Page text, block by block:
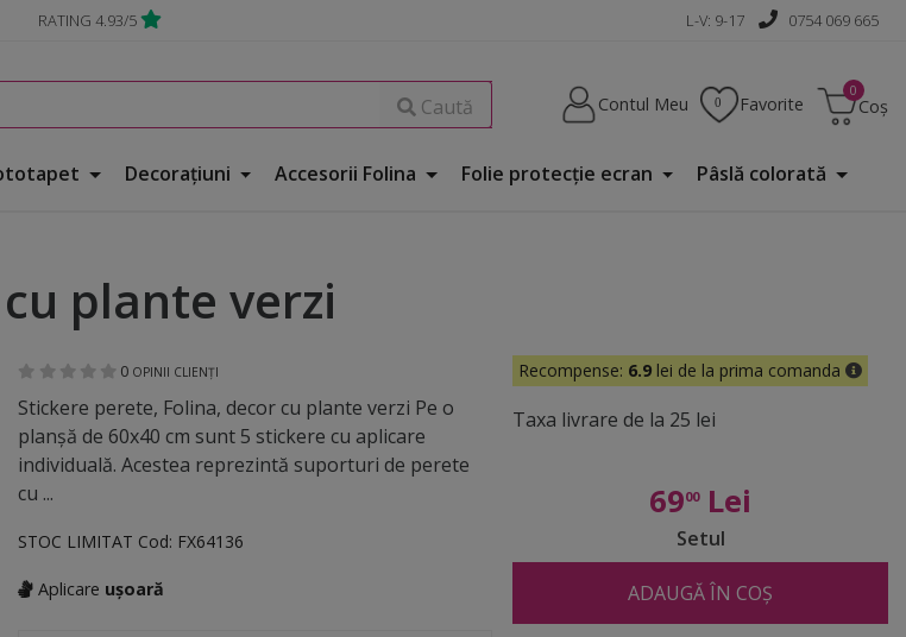
RATING 4.93/5 L-V: 9-17 0754 069 665
Caută Contul Meu Favorite Coș
Decorațiuni Accesorii Folina Folie protecţie ecran Pâslă colorată
plante verzi
0 OPINII CLIENȚI
Stickere perete, Folina, decor cu plante verzi Pe o
planşă de 60x40 cm sunt 5 stickere cu aplicare
individuală. Acestea reprezintă suporturi de perete
cu ...
STOC LIMITAT Cod: FX64136
Aplicare ușoară
Recompense: 6.9 lei de la prima comanda
Taxa livrare de la 25 lei
6900Lei
Setul
ADAUGĂ ÎN COȘ